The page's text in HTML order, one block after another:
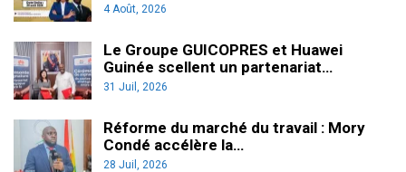
4 Août, 2026
Le Groupe GUICOPRES et Huawei
Guinée scellent un partenariat…
31 Juil, 2026
Réforme du marché du travail : Mory
Condé accélère la…
28 Juil, 2026